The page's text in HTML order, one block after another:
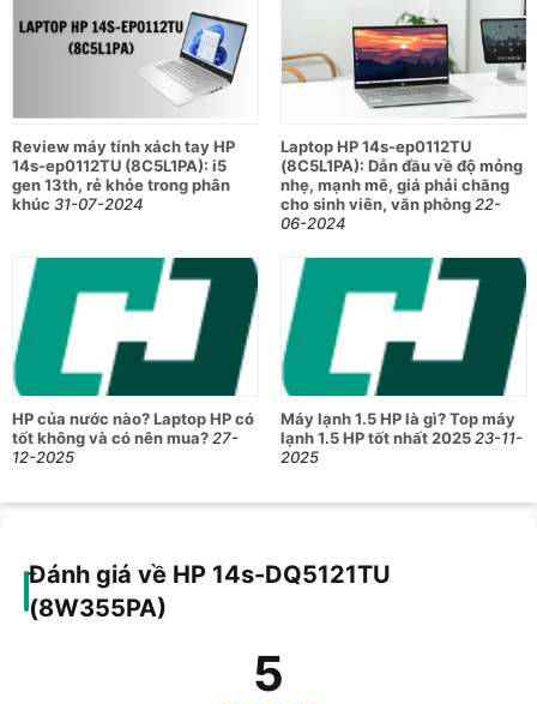
Đa nhiệm hiệu quả nhờ sức mạnh đến từ bộ vi xử lý
Intel Core i3 - 1215U, cung cấp hiệu năng ổn định cho
mọi tác vụ.
RAM 8GB và ổ cứng SSD 512GB cải thiện tốc độ xử lý,
phù hợp với kho dữ liệu đa dạng.
Màn hình 14 inch sắc nét với độ phân giải Full HD 1920
x 1080, mang đến những khung hình chất lượng.
Camera HP True Vision 720p HD độc quyền giúp các
cuộc họp chất lượng hơn, ghi lại trọn vẹn từng khoảnh
khắc khi bạn tham gia video trực tuyến.
Khả năng kết nối đa dạng với các thiết bị ngoại vi nhờ
các đầu cổng USB 3.2, HDMI, Type-C, SD Card…
Bảng thông số kỹ thuật của laptop HP
14s-DQ5121TU (8W355PA)
Công nghệ CPU
Review máy tính xách tay HP
14s-ep0112TU (8C5L1PA): i5
gen 13th, rẻ khỏe trong phân
khúc 31-07-2024
Laptop HP 14s-ep0112TU
(8C5L1PA): Dẫn đầu về độ mỏng
nhẹ, mạnh mẽ, giá phải chăng
cho sinh viên, văn phòng22-
06-2024
HP của nước nào? Laptop HP có
tốt không và có nên mua?27-
12-2025
Máy lạnh 1.5 HP là gì? Top máy
lạnh 1.5 HP tốt nhất 202523-11-
2025
Đánh giá về HP 14s-DQ5121TU
(8W355PA)
5